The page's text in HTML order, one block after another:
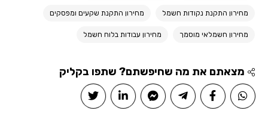
מחירון התקנת נקודות חשמל מחירון התקנת שקעים ומפסקים
מחירון חשמלאי מוסמך מחירון עבודות בלוח חשמל
מצאתם את מה שחיפשתם? שתפו בקליק